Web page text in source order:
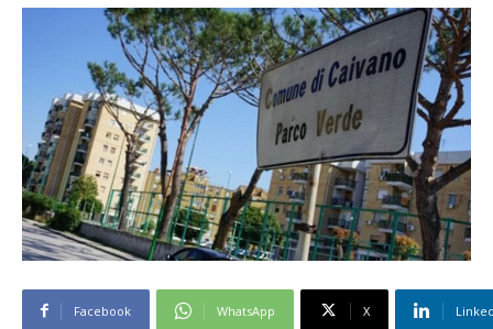
Facebook WhatsApp X